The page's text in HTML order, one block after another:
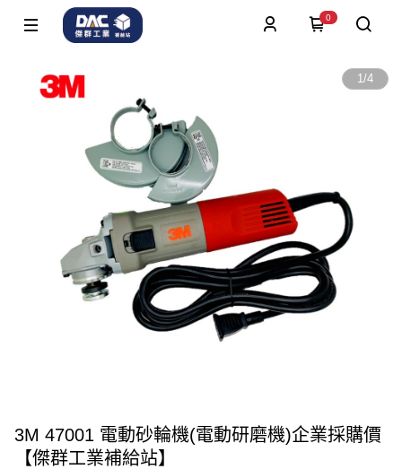
0
1/4
3M 47001 電動砂輪機(電動研磨機)企業採購價
【傑群工業補給站】